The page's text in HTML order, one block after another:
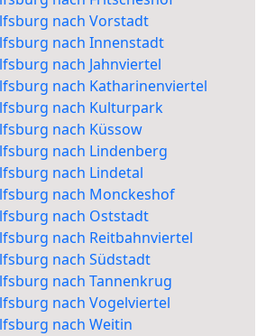
nach Vorstadt
nach Innenstadt
nach Jahnviertel
nach Katharinenviertel
nach Kulturpark
nach Küssow
nach Lindenberg
nach Lindetal
nach Monckeshof
nach Oststadt
nach Reitbahnviertel
nach Südstadt
nach Tannenkrug
nach Vogelviertel
nach Weitin